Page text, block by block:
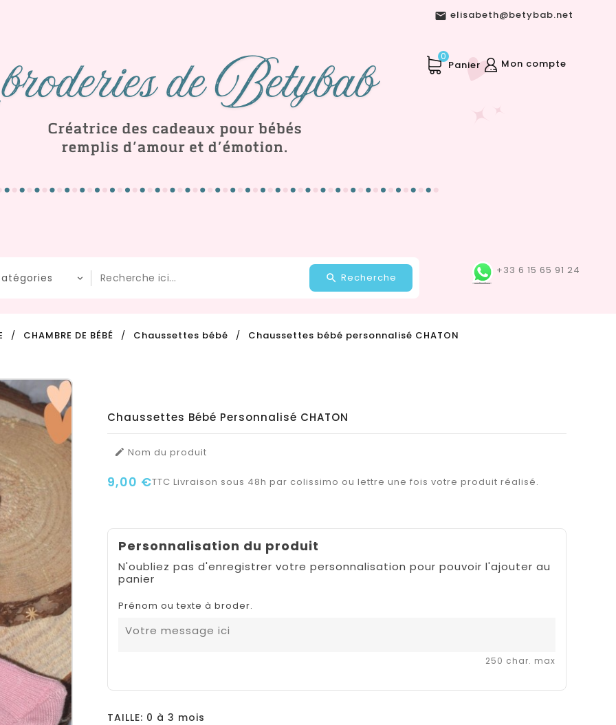
 elisabeth@betybab.net
Mon compte
Panier
0
+33 6 15 65 91 24
Recherche
CHAMBRE DE BÉBÉ Chaussettes bébé Chaussettes bébé personnalisé CHATON
Chaussettes Bébé Personnalisé CHATON
 Nom du produit
9,00 €TTC Livraison sous 48h par colissimo ou lettre une fois votre produit réalisé.
Personnalisation du produit
N'oubliez pas d'enregistrer votre personnalisation pour pouvoir l'ajouter au
panier
Prénom ou texte à broder.
250 char. max
TAILLE: 0 à 3 mois